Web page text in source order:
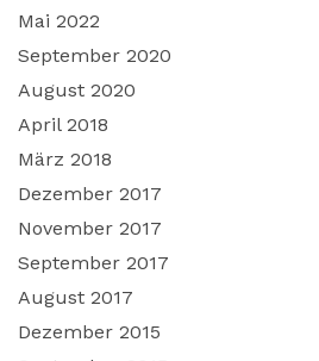
Mai 2022
September 2020
August 2020
April 2018
März 2018
Dezember 2017
November 2017
September 2017
August 2017
Dezember 2015